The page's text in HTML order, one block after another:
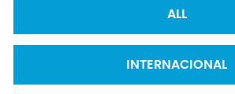
ALL
INTERNACIONAL